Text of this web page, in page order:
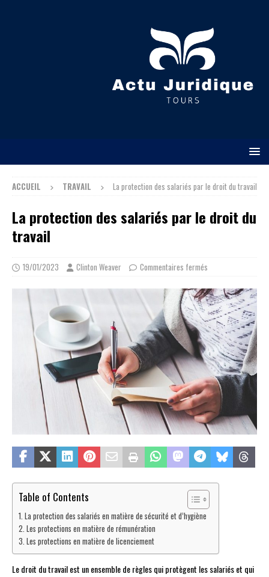
ACCUEIL TRAVAIL La protection des salariés par le droit du travail
La protection des salariés par le droit du
travail
19/01/2023 Clinton Weaver Commentaires fermés
Table of Contents
La protection des salariés en matière de sécurité et d’hygiène
Les protections en matière de rémunération
Les protections en matière de licenciement
Le droit du travail est un ensemble de règles qui protègent les salariés et qui